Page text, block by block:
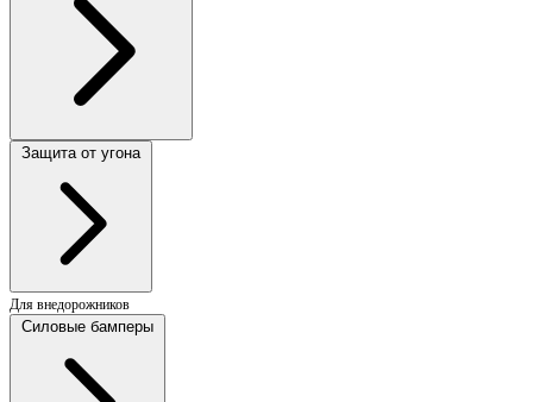
Защита от угона
Для внедорожников
Силовые бамперы